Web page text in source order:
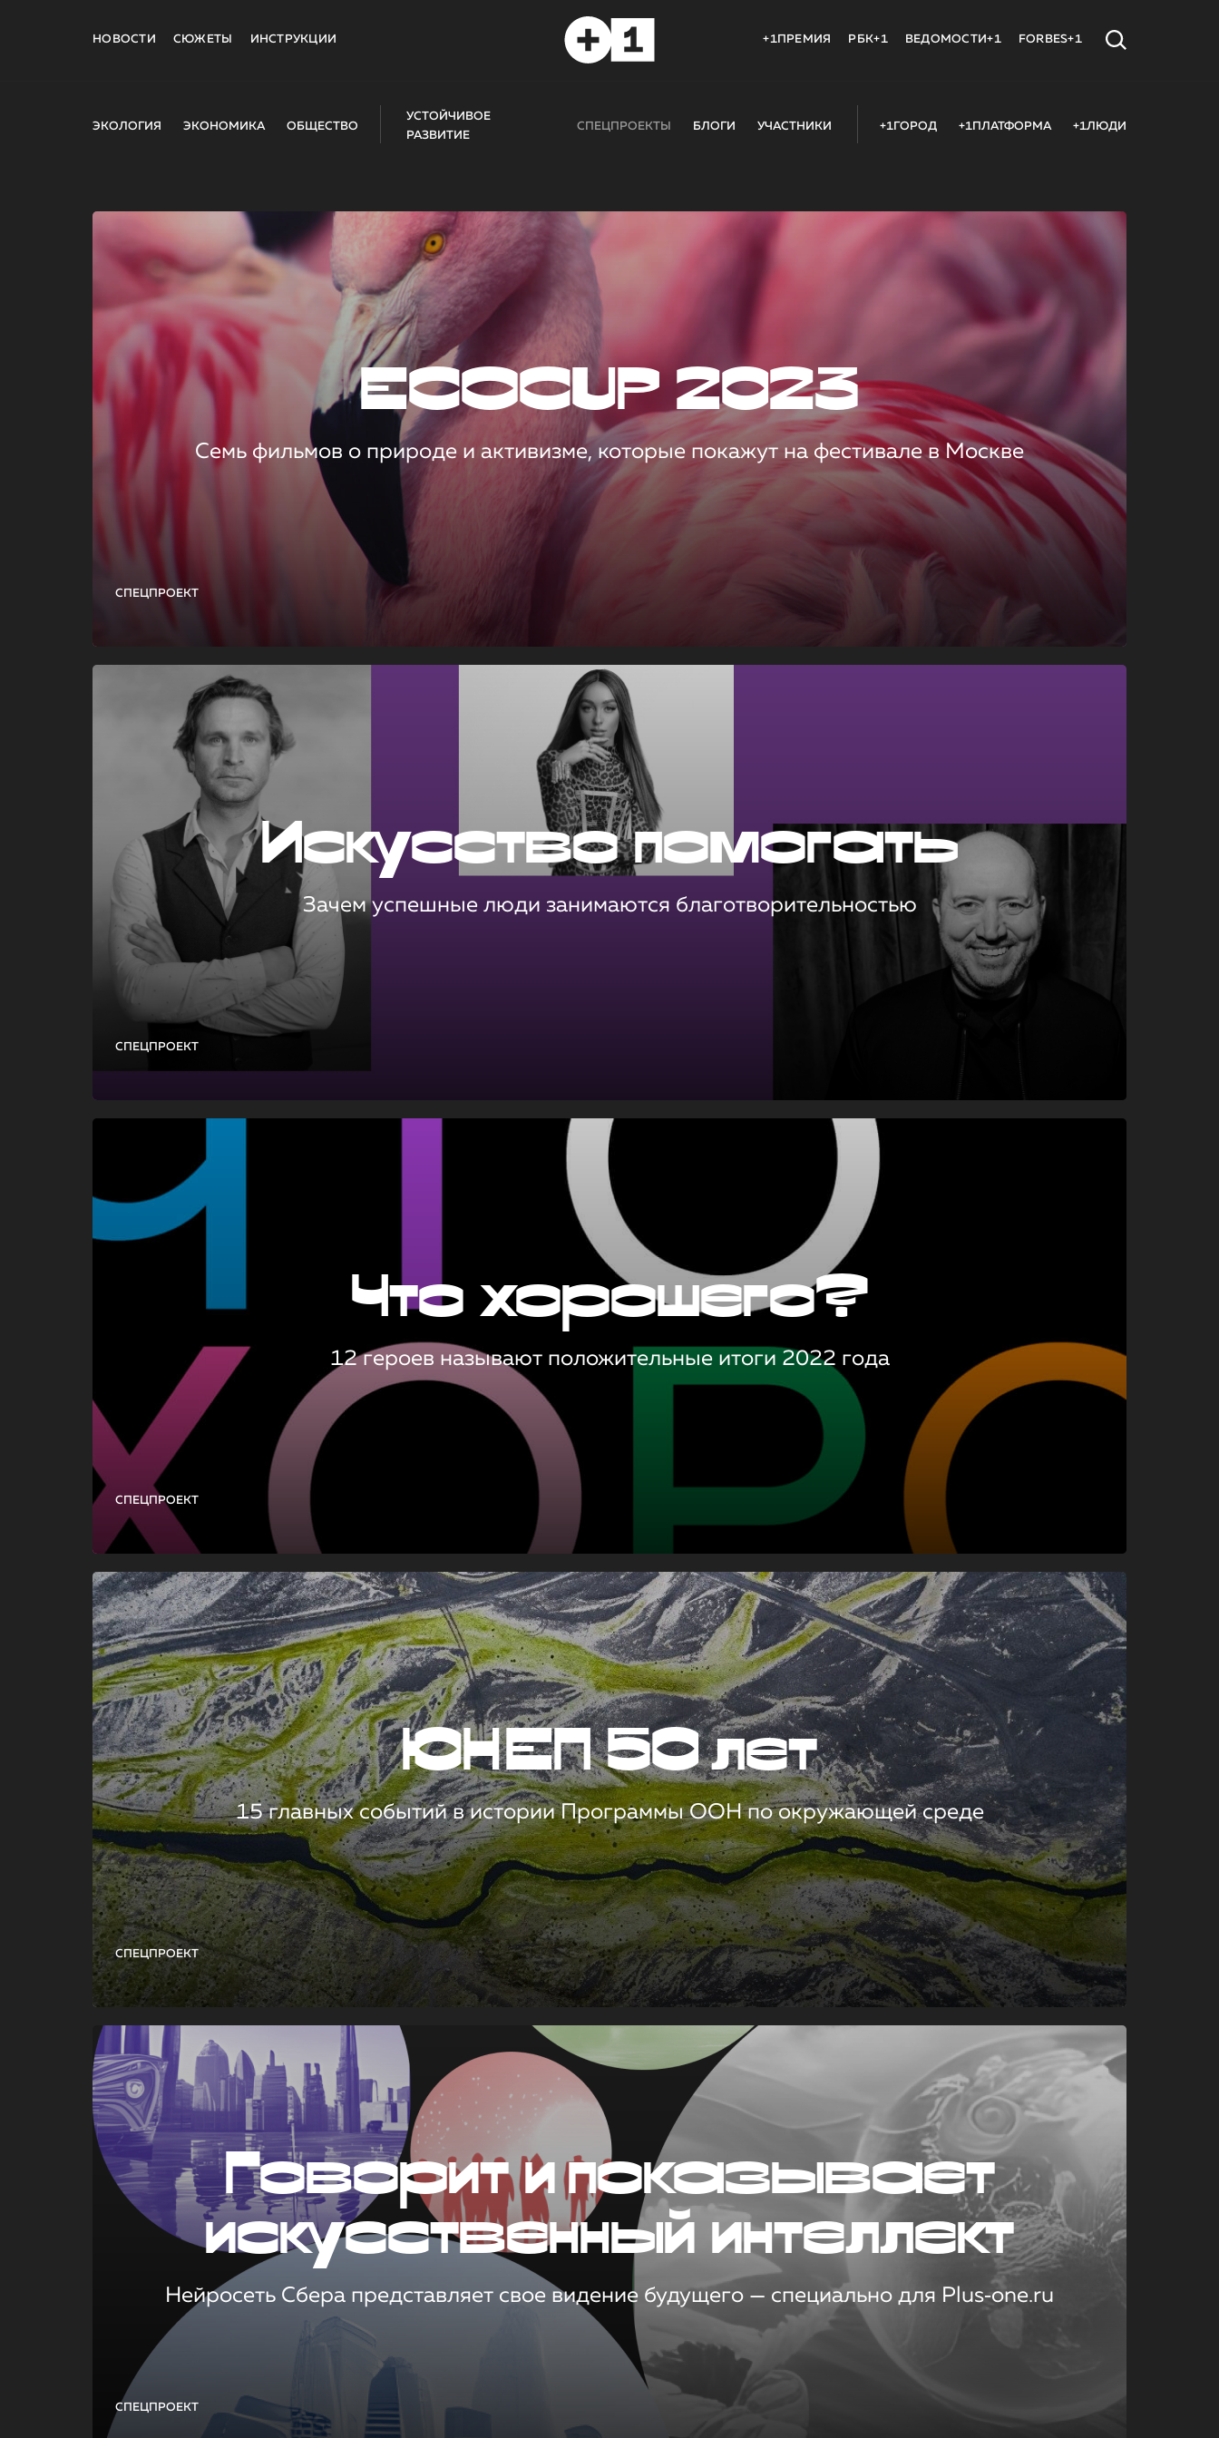
НОВОСТИ СЮЖЕТЫ ИНСТРУКЦИИ +1ПРЕМИЯ РБК+1 ВЕДОМОСТИ+1 FORBES+1
ЭКОЛОГИЯ ЭКОНОМИКА ОБЩЕСТВО
УСТОЙЧИВОЕ
РАЗВИТИЕ
СПЕЦПРОЕКТЫ БЛОГИ УЧАСТНИКИ +1ГОРОД +1ПЛАТФОРМА +1ЛЮДИ
СПЕЦПРОЕКТ
ECOCUP 2023
Семь фильмов о природе и активизме, которые покажут на фестивале в Москве
СПЕЦПРОЕКТ
Искусство помогать
Зачем успешные люди занимаются благотворительностью
СПЕЦПРОЕКТ
Что хорошего?
12 героев называют положительные итоги 2022 года
СПЕЦПРОЕКТ
ЮНЕП 50 лет
15 главных событий в истории Программы ООН по окружающей среде
СПЕЦПРОЕКТ
Говорит и показывает
искусственный интеллект
Нейросеть Сбера представляет свое видение будущего — специально для Plus‑one.ru